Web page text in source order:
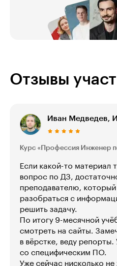
Отзывы
Иван Медведев,
Курс «Профессия Инженер
Если какой-то материал
вопрос по ДЗ,
преподавателю,
разобраться с
решить задачу.
По итогу 9-месячной
смотреть на сайты.
в вёрстке, веду репорты.
со специфическим ПО.
Уже сейчас нисколько